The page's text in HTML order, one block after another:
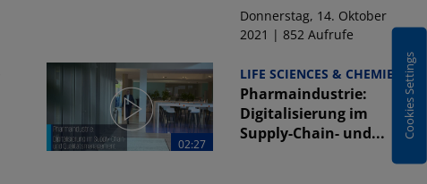
Donnerstag, 14. Oktober
2021 | 852 Aufrufe
02:27
LIFE SCIENCES & CHEMIE
Pharmaindustrie:
Digitalisierung im
Supply-Chain- und...
Freitag, 15. Oktober 2021 |
Cookies Settings